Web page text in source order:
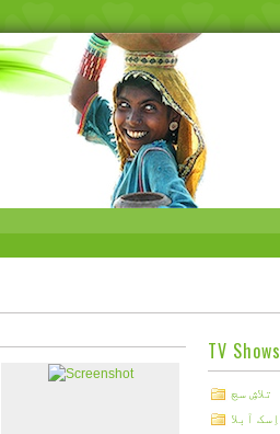
TV Shows
تلاشِ سچ
اِسک آبلا